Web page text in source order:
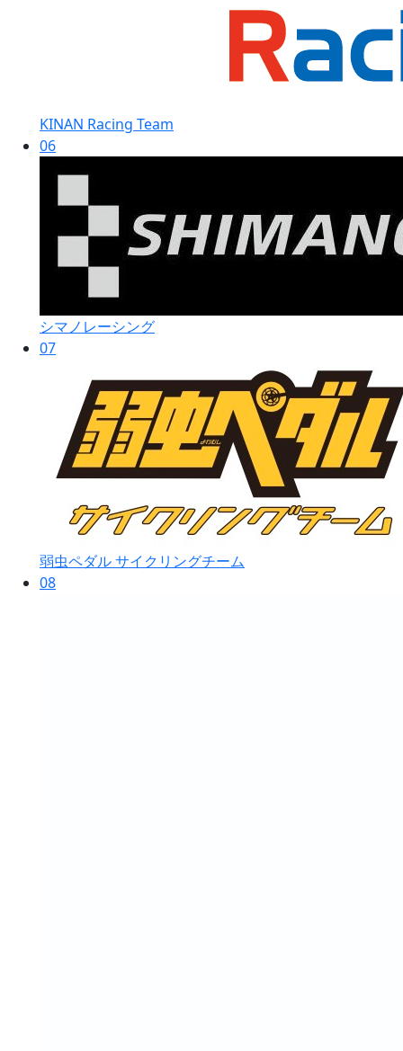
KINAN Racing Team
06
シマノレーシング
07
弱虫ペダル サイクリングチーム
08